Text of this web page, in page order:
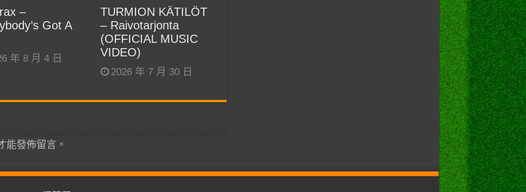
–
Got A
年 8 月 4 日
TURMION KÄTILÖT
– Raivotarjonta
(OFFICIAL MUSIC
VIDEO)
2026 年 7 月 30 日
能發佈留言。